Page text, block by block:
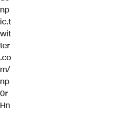
np
ic.t
wit
ter
.co
m/
np
0r
Hn